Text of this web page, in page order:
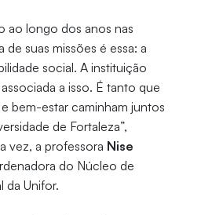
ao longo dos anos nas
de suas missões é essa: a
social. A instituição
a isso. É tanto que
bem-estar caminham juntos
de Fortaleza”,
vez, a professora Nise
do Núcleo de
da Unifor.